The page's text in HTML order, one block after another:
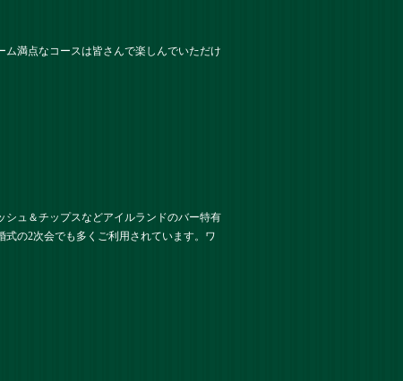
満点なコースは皆さんで楽しんでいただけ
ュ＆チップスなどアイルランドのバー特有
の2次会でも多くご利用されています。ワ